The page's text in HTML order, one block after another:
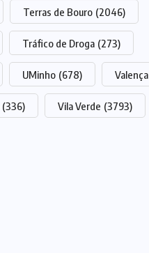
Terras de Bouro (2046)
Tráfico de Droga (273)
UMinho (678) Valença
(336) Vila Verde (3793)